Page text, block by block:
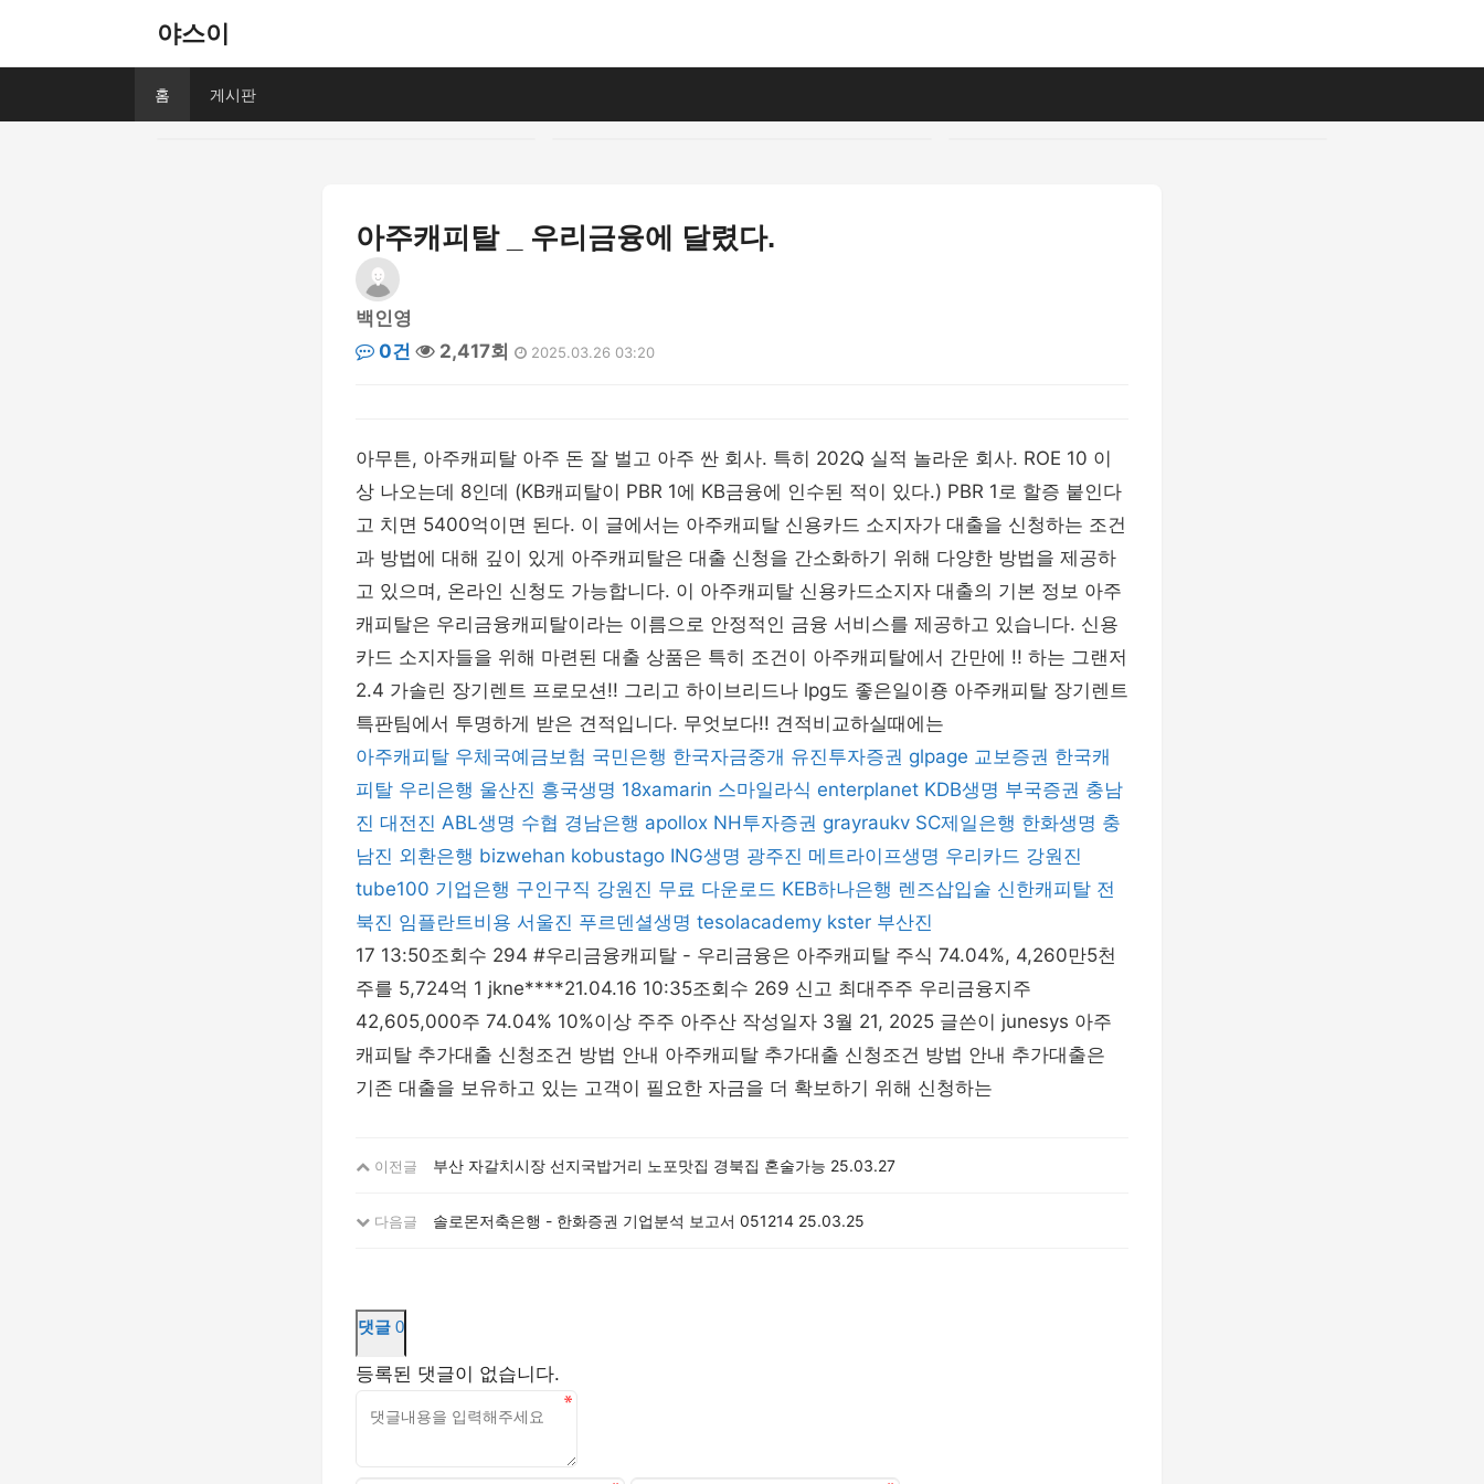
야스이
홈 게시판
아주캐피탈 _ 우리금융에 달렸다.
백인영
0건
2,417회 2025.03.26 03:20
아무튼, 아주캐피탈 아주 돈 잘 벌고 아주 싼 회사. 특히 202Q 실적 놀라운 회사. ROE 10 이
상 나오는데 8인데 (KB캐피탈이 PBR 1에 KB금융에 인수된 적이 있다.) PBR 1로 할증 붙인다
고 치면 5400억이면 된다. 이 글에서는 아주캐피탈 신용카드 소지자가 대출을 신청하는 조건
과 방법에 대해 깊이 있게 아주캐피탈은 대출 신청을 간소화하기 위해 다양한 방법을 제공하
고 있으며, 온라인 신청도 가능합니다. 이 아주캐피탈 신용카드소지자 대출의 기본 정보 아주
캐피탈은 우리금융캐피탈이라는 이름으로 안정적인 금융 서비스를 제공하고 있습니다. 신용
카드 소지자들을 위해 마련된 대출 상품은 특히 조건이 아주캐피탈에서 간만에 !! 하는 그랜저
2.4 가솔린 장기렌트 프로모션!! 그리고 하이브리드나 lpg도 좋은일이죵 아주캐피탈 장기렌트
특판팀에서 투명하게 받은 견적입니다. 무엇보다!! 견적비교하실때에는
아주캐피탈 우체국예금보험 국민은행 한국자금중개 유진투자증권 glpage 교보증권 한국캐
피탈 우리은행 울산진 흥국생명 18xamarin 스마일라식 enterplanet KDB생명 부국증권 충남
진 대전진 ABL생명 수협 경남은행 apollox NH투자증권 grayraukv SC제일은행 한화생명 충
남진 외환은행 bizwehan kobustago ING생명 광주진 메트라이프생명 우리카드 강원진
tube100 기업은행 구인구직 강원진 무료 다운로드 KEB하나은행 렌즈삽입술 신한캐피탈 전
북진 임플란트비용 서울진 푸르덴셜생명 tesolacademy kster 부산진
17 13:50조회수 294 #우리금융캐피탈 - 우리금융은 아주캐피탈 주식 74.04%, 4,260만5천
주를 5,724억 1 jkne****21.04.16 10:35조회수 269 신고 최대주주 우리금융지주
42,605,000주 74.04% 10%이상 주주 아주산 작성일자 3월 21, 2025 글쓴이 junesys 아주
캐피탈 추가대출 신청조건 방법 안내 아주캐피탈 추가대출 신청조건 방법 안내 추가대출은
기존 대출을 보유하고 있는 고객이 필요한 자금을 더 확보하기 위해 신청하는
이전글 부산 자갈치시장 선지국밥거리 노포맛집 경북집 혼술가능 25.03.27
다음글 솔로몬저축은행 - 한화증권 기업분석 보고서 051214 25.03.25
댓글 0
등록된 댓글이 없습니다.